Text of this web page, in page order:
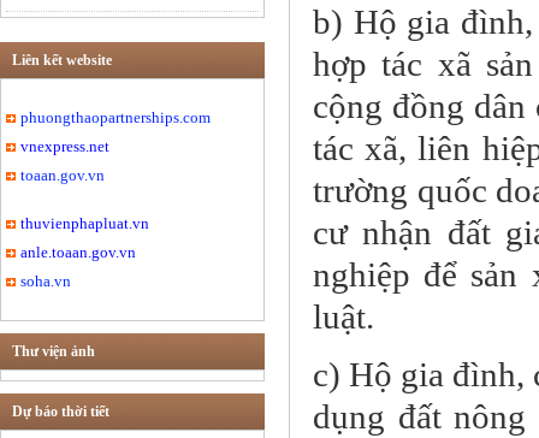
Tư vấn luật Thương
Hôn nhân và Gia đình
khác
Liên kết website
phuongthaopartnerships.com
vnexpress.net
toaan.gov.vn
thuvienphapluat.vn
anle.toaan.gov.vn
soha.vn
Thư viện ảnh
Dự báo thời tiết
b) Hộ gia
hợp tác xã
cộng đồng
tác xã, liên
trường quốc
cư nhận đất
nghiệp để sản
luật.
c) Hộ gia đình,
dụng đất